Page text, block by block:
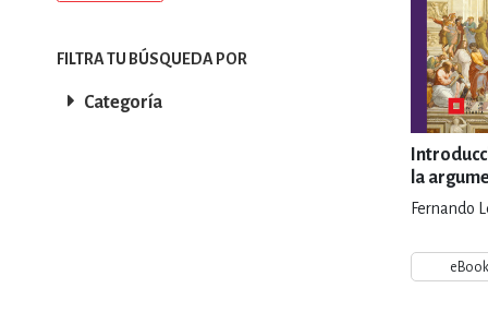
ESTILOS DE
INFANTILES,
la
Fernando
eBook
FILTRA TU BÚSQUEDA POR
Categoría